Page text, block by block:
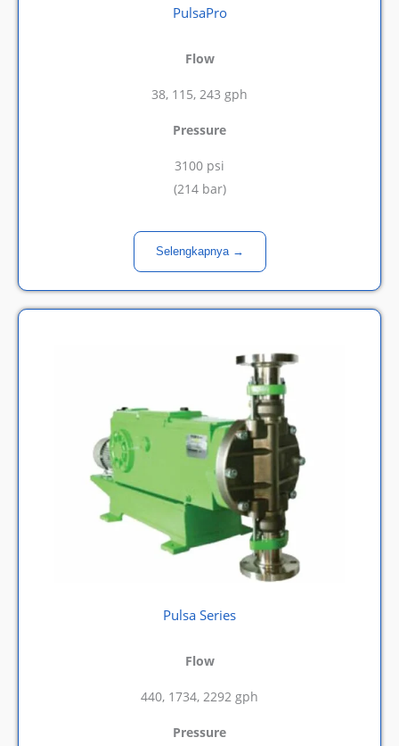
PulsaPro
Flow
38, 115, 243 gph
Pressure
3100 psi
(214 bar)
Selengkapnya →
Pulsa Series
Flow
440, 1734, 2292 gph
Pressure